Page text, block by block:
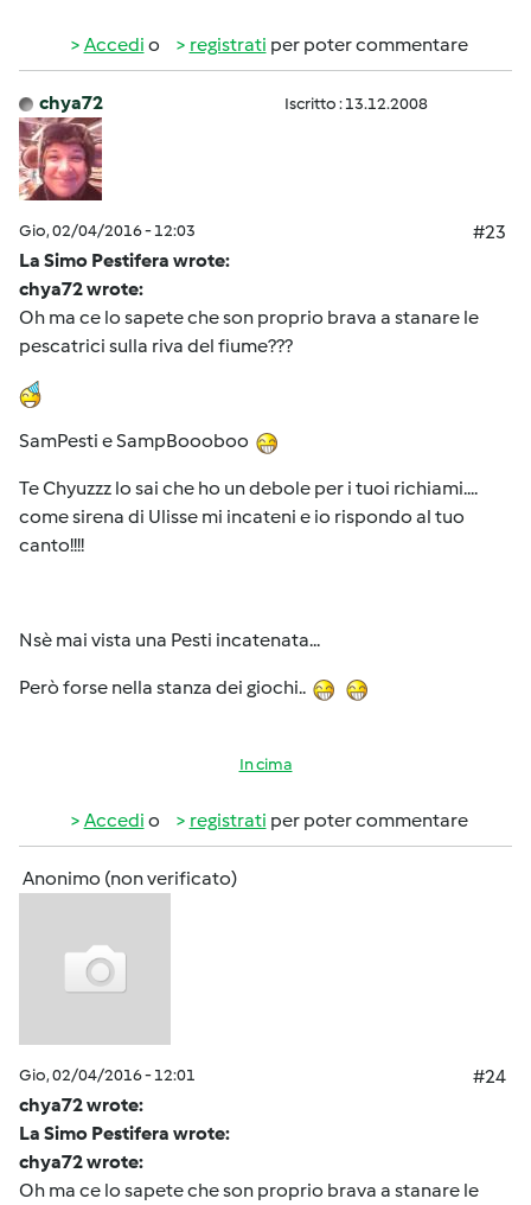
Accedi o registrati per poter commentare
chya72 Iscritto : 13.12.2008
Gio, 02/04/2016 - 12:03
#23
La Simo Pestifera wrote:
chya72 wrote:
Oh ma ce lo sapete che son proprio brava a stanare le
pescatrici sulla riva del fiume???
SamPesti e SampBoooboo
Te Chyuzzz lo sai che ho un debole per i tuoi richiami....
come sirena di Ulisse mi incateni e io rispondo al tuo
canto!!!!
Nsè mai vista una Pesti incatenata...
Però forse nella stanza dei giochi..
In cima
Accedi o registrati per poter commentare
Anonimo (non verificato)
Gio, 02/04/2016 - 12:01
#24
chya72 wrote:
La Simo Pestifera wrote:
chya72 wrote:
Oh ma ce lo sapete che son proprio brava a stanare le